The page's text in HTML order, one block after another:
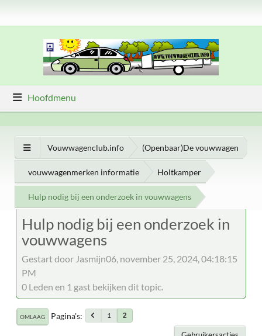
Hoofdmenu
Vouwwagenclub.info (Openbaar)De vouwwagen
vouwwagenmerken informatie Holtkamper
Hulp nodig bij een onderzoek in vouwwagens
Hulp nodig bij een onderzoek in
vouwwagens
Gestart door Jasmijn06, november 25, 2024, 04:18:15
PM
0 Leden en 1 gast bekijken dit topic.
OMLAAG Pagina's 1 2